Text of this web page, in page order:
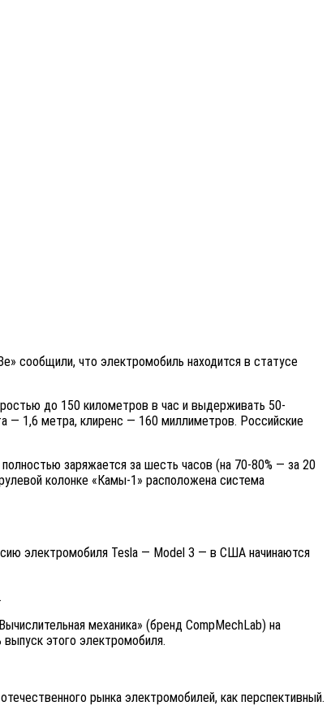
сообщили, что электромобиль находится в статусе
до 150 километров в час и выдерживать 50-
— 1,6 метра, клиренс — 160 миллиметров. Российские
заряжается за шесть часов (на 70-80% — за 20
колонке «Камы-1» расположена система
электромобиля Tesla — Model 3 — в США начинаются
механика» (бренд CompMechLab) на
выпуск этого электромобиля.
рынка электромобилей, как перспективный.